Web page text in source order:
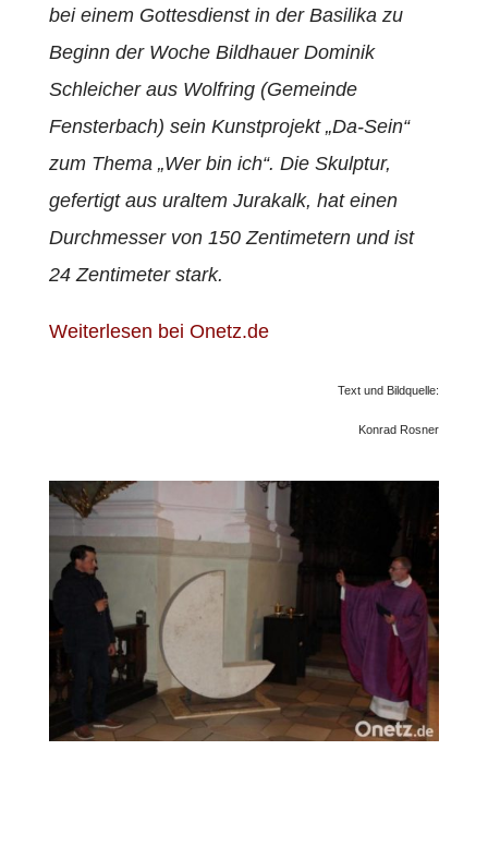
bei einem Gottesdienst in der Basilika zu
Beginn der Woche Bildhauer Dominik
Schleicher aus Wolfring (Gemeinde
Fensterbach) sein Kunstprojekt „Da-Sein“
zum Thema „Wer bin ich“. Die Skulptur,
gefertigt aus uraltem Jurakalk, hat einen
Durchmesser von 150 Zentimetern und ist
24 Zentimeter stark.
Weiterlesen bei Onetz.de
Text und Bildquelle:
Konrad Rosner